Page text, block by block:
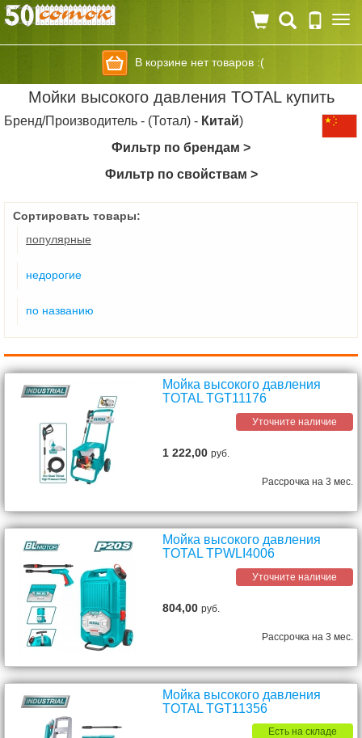
В корзине нет товаров :(
Мойки высокого давления TOTAL купить
Бренд/Производитель - (Тотал) - Китай)
Фильтр по брендам >
Фильтр по свойствам >
Сортировать товары:
популярные
недорогие
по названию
Мойка высокого давления
TOTAL TGT11176
Уточните наличие
1 222,00руб.
Рассрочка на 3 мес.
Мойка высокого давления
TOTAL TPWLI4006
Уточните наличие
804,00руб.
Рассрочка на 3 мес.
Мойка высокого давления
TOTAL TGT11356
Есть на складе